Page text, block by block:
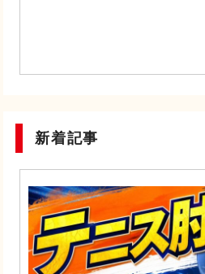
新着記事